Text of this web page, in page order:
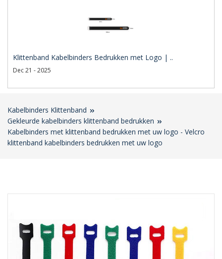
Klittenband Kabelbinders Bedrukken met Logo | ..
Dec 21 - 2025
Kabelbinders Klittenband
Gekleurde kabelbinders klittenband bedrukken
Kabelbinders met klittenband bedrukken met uw logo - Velcro
klittenband kabelbinders bedrukken met uw logo